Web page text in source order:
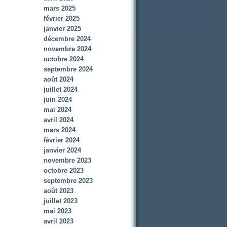
mars 2025
février 2025
janvier 2025
décembre 2024
novembre 2024
octobre 2024
septembre 2024
août 2024
juillet 2024
juin 2024
mai 2024
avril 2024
mars 2024
février 2024
janvier 2024
novembre 2023
octobre 2023
septembre 2023
août 2023
juillet 2023
mai 2023
avril 2023